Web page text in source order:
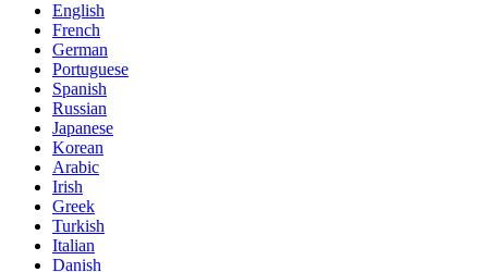
English
French
German
Portuguese
Spanish
Russian
Japanese
Korean
Arabic
Irish
Greek
Turkish
Italian
Danish